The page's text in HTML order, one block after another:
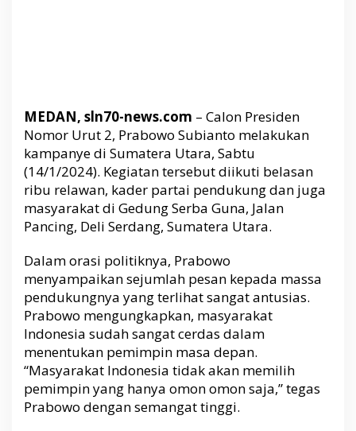
u
n
g
n
a
d
u
m
u
t
,
r
a
b
o
MEDAN, sln70-news.com – Calon Presiden
Nomor Urut 2, Prabowo Subianto melakukan
kampanye di Sumatera Utara, Sabtu
(14/1/2024). Kegiatan tersebut diikuti belasan
ribu relawan, kader partai pendukung dan juga
masyarakat di Gedung Serba Guna, Jalan
Pancing, Deli Serdang, Sumatera Utara.
Dalam orasi politiknya, Prabowo
menyampaikan sejumlah pesan kepada massa
pendukungnya yang terlihat sangat antusias.
Prabowo mengungkapkan, masyarakat
Indonesia sudah sangat cerdas dalam
menentukan pemimpin masa depan.
“Masyarakat Indonesia tidak akan memilih
pemimpin yang hanya omon omon saja,” tegas
Prabowo dengan semangat tinggi.